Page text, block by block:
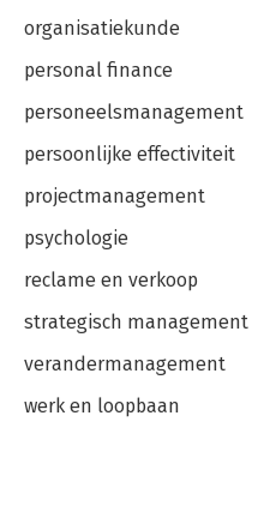
organisatiekunde
personal finance
personeelsmanagement
persoonlijke effectiviteit
projectmanagement
psychologie
reclame en verkoop
strategisch management
verandermanagement
werk en loopbaan